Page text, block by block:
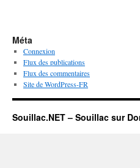
Méta
Connexion
Flux des publications
Flux des commentaires
Site de WordPress-FR
Souillac.NET – Souillac sur